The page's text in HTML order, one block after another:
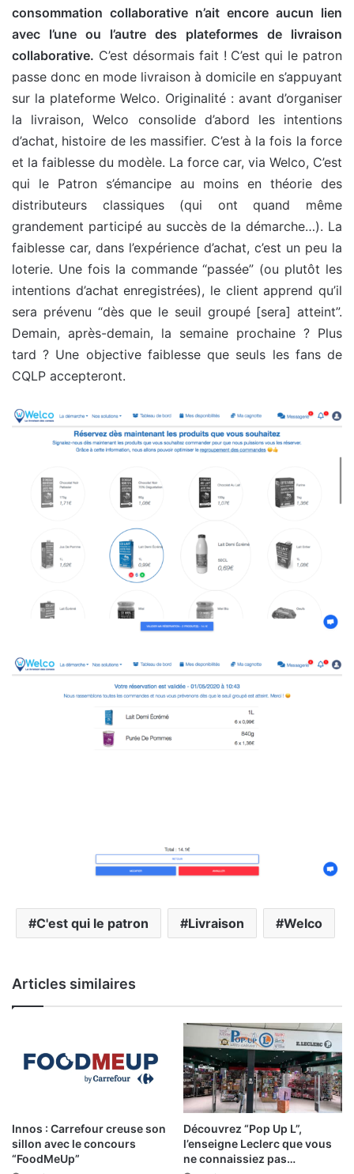
consommation collaborative n’ait encore aucun lien
avec l’une ou l’autre des plateformes de livraison
collaborative. C’est désormais fait ! C’est qui le patron
passe donc en mode livraison à domicile en s’appuyant
sur la plateforme Welco. Originalité : avant d’organiser
la livraison, Welco consolide d’abord les intentions
d’achat, histoire de les massifier. C’est à la fois la force
et la faiblesse du modèle. La force car, via Welco, C’est
qui le Patron s’émancipe au moins en théorie des
distributeurs classiques (qui ont quand même
grandement participé au succès de la démarche…). La
faiblesse car, dans l’expérience d’achat, c’est un peu la
loterie. Une fois la commande “passée” (ou plutôt les
intentions d’achat enregistrées), le client apprend qu’il
sera prévenu “dès que le seuil groupé [sera] atteint”.
Demain, après-demain, la semaine prochaine ? Plus
tard ? Une objective faiblesse que seuls les fans de
CQLP accepteront.
C'est qui le patron Livraison Welco
Articles similaires
Innos : Carrefour creuse son
sillon avec le concours
“FoodMeUp”
Découvrez “Pop Up L”,
l’enseigne Leclerc que vous
ne connaissiez pas…